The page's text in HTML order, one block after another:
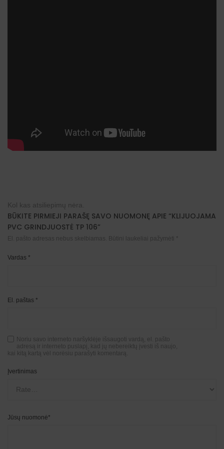
Kol kas atsiliepimų nėra.
BŪKITE PIRMIEJI PARAŠĘ SAVO NUOMONĘ APIE “KLIJUOJAMA
PVC GRINDJUOSTĖ TP 106”
El. pašto adresas nebus skelbiamas. Būtini laukeliai pažymėti
Vardas *
El. paštas *
Noriu savo interneto naršyklėje išsaugoti vardą, el. pašto
adresą ir interneto puslapį, kad jų nebereiktų įvesti iš naujo,
kai kitą kartą vėl norėsiu parašyti komentarą.
Įvertinimas
Jūsų nuomonė*